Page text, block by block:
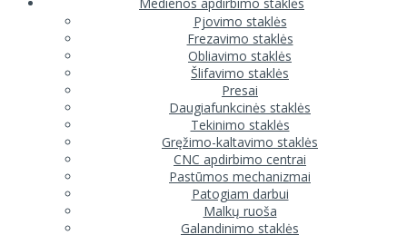
Pjovimo staklės
Frezavimo staklės
Obliavimo staklės
Šlifavimo staklės
Presai
Daugiafunkcinės staklės
Tekinimo staklės
Gręžimo-kaltavimo staklės
CNC apdirbimo centrai
Pastūmos mechanizmai
Patogiam darbui
Malkų ruoša
Galandinimo staklės